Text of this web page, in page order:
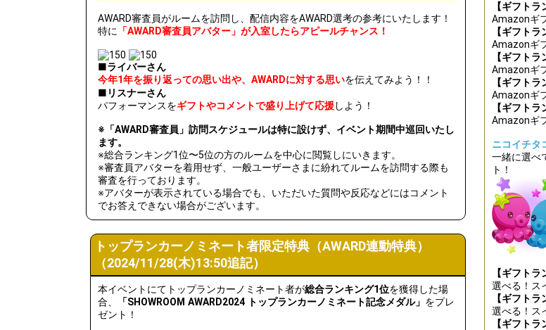
60000
テロップ機能をつかって、イベント貢献ランキング1位のリスナー
よう！
ビギナーバッジ、初見バッジがついているリスナーさんが来たと
てみよう！
配信に来ているリスナーさん全員に挨拶できたか、見直してみよ
イベント期間中にルームフォロワー数を何人増やしたいか、目標
10万pt達成！[C-1〜B-3ランク]ブロックランキング1位特典獲得条
120000 いつも配信に来てくれるリスナーさんの中で、ニックネームの由
140000 イベント期間中にどのくらい配信をするかを決めて、宣言しよう！
150000
15万pt達成！総合ランキング26〜30位特典獲得条件達成&[B-4ラ
得条件達成！
180000 今、壇上にいるリスナーさんの名前を呼んでみよう！
200000 20万pt達成！総合ランキング21〜25位特典獲得条件達成！更に上
220000 ルームプロフィールに書いてある文章を見直してみよう！
AWARD審査員がルームを訪問し、配信内容をAWARD選考の参考にいたします！
特に
「AWARD審査員アバター」が入室したらアピールチャンス！
■ライバーさん
今年1年を振り返っての思い出や、AWARDに対する思いを伝えてみよう！！
■リスナーさん
パフォーマンスをギフトやコメントで盛り上げて応援しよう！
※「AWARD審査員」訪問スケジュールは特に設けず、イベント期間中巡回いたし
ます。
※総合ランキング1位〜5位の方のルームを中心に閲覧しにいきます。
※審査員アバターを着用せず、一般ユーザーさまに紛れてルームを訪問する際も
審査を行っております。
※アバターが表示されている場合でも、いただいた質問や反応などにはコメント
でお答えできない場合がございます。
トップランカーノミネート者限定特典（AWARD連動特典）
（2024/11/28(木)13:50追記）
本イベントにてトップランカーノミネート者が総合ランキング1位を獲得した場
合、
「SHOWROOM AWARD2024 トップランカーノミネート記念メダル」 をプレ
ゼント！
【ギフトラ
Amazonギ
【ギフトラ
Amazonギ
【ギフトラ
Amazonギ
【ギフトラ
Amazonギ
【ギフトラ
Amazonギ
ニコイチタ
一緒に選べ
ト！
【ギフトラ
選べる！ス
【ギフトラ
選べる！ス
【ギフトラ